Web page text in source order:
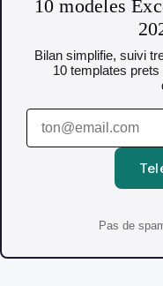
10 modeles
Bilan simplifie, suivi
10 templates
Pas de